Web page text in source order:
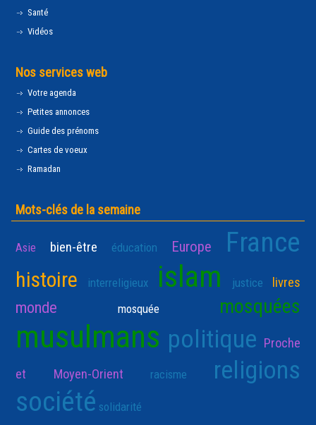
Santé
Vidéos
Nos services web
Votre agenda
Petites annonces
Guide des prénoms
Cartes de voeux
Ramadan
Mots-clés de la semaine
Asie bien-être éducation Europe France
histoire interreligieux islam justice livres
monde mosquée mosquées
musulmans politique Proche
et Moyen-Orient
racisme religions
société solidarité